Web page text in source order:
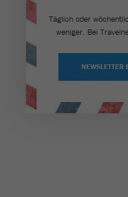
Täglich oder
weniger. Bei
NEWSLETTER